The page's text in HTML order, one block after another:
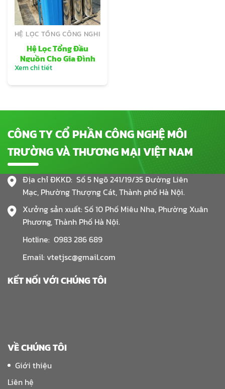
HỆ LỌC TỔNG CÔNG NGHIỆP VÀ GIA ĐÌNH
Hệ Lọc Tổng Đầu
Nguồn Cho Gia Đình
Xem chi tiết
CÔNG TY CỔ PHẦN CÔNG NGHỆ MÔI
TRƯỜNG VÀ THƯƠNG MẠI VIỆT NAM
Địa chỉ ĐKKD: Số 5 Ngõ 241/19/35 Đường Liên
Mạc, Phường Thượng Cát, Thành phố Hà Nội.
Xưởng sản xuất: Số 10 Phố Miêu Nha, Phường Xuân
Phương, Thành Phố Hà Nội.
Hotline: 0983 286 689
Email: vtetjsc@gmail.com
KẾT NỐI VỚI CHÚNG TÔI
VỀ CHÚNG TÔI
Giới thiệu
Liên hệ